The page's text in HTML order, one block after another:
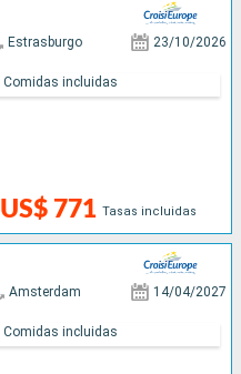
Estrasburgo 23/10/2026
US$ 771 Tasas incluidas
Comidas incluidas
Amsterdam 14/04/2027
Comidas incluidas